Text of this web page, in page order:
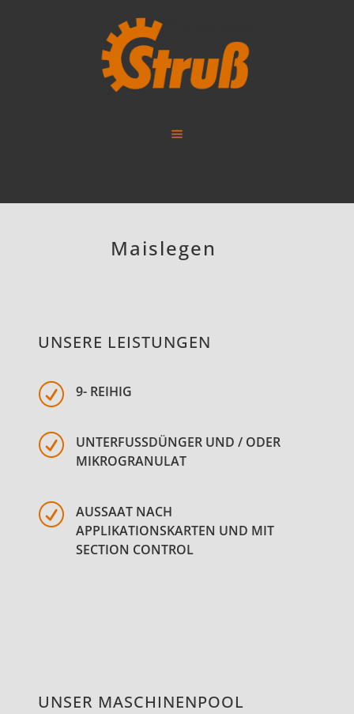
Maislegen
UNSERE LEISTUNGEN
R 9- REIHIG
R
UNTERFUSSDÜNGER UND / ODER M
IKROGRANULAT
R
AUSSAAT NACH
APPLIKATIONSKARTEN UND MIT
SECTION CONTROL
UNSER MASCHINENPOOL